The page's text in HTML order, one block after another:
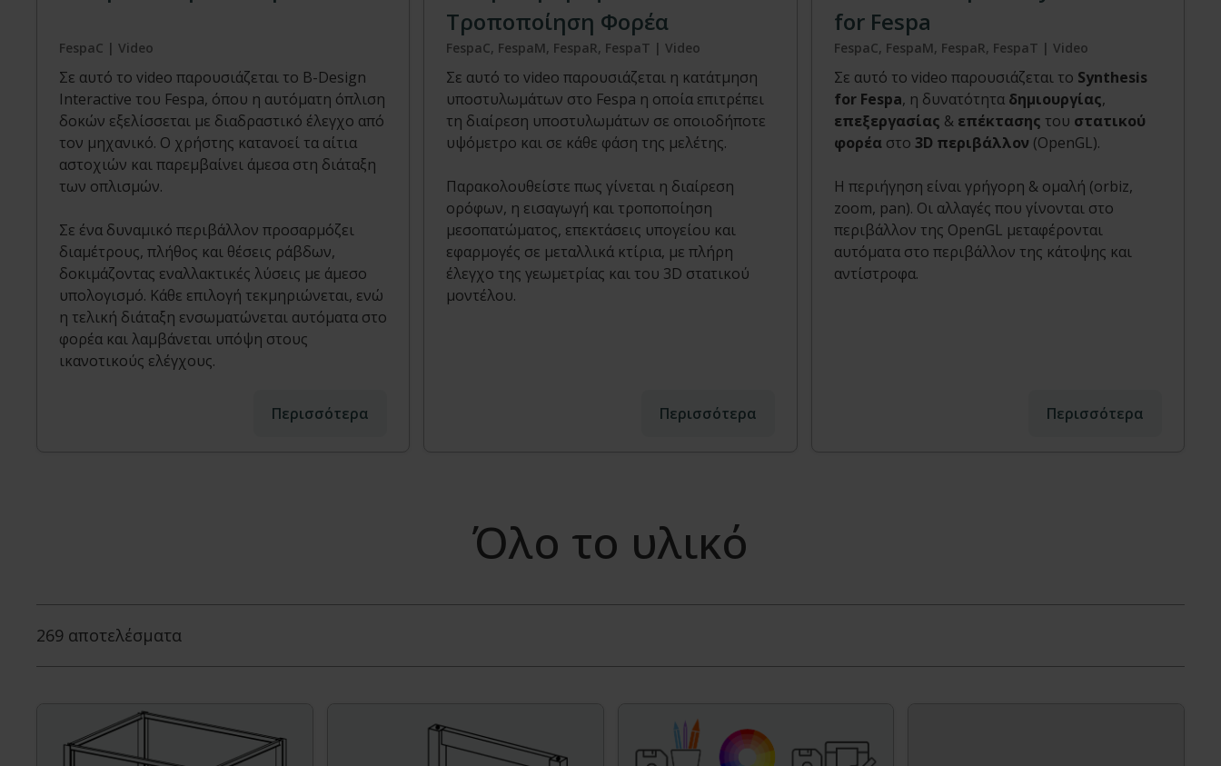
FespaC | Video
Σε αυτό το video παρουσιάζεται το B-Design
Interactive του Fespa, όπου η αυτόματη όπλιση
δοκών εξελίσσεται με διαδραστικό έλεγχο από
τον μηχανικό. Ο χρήστης κατανοεί τα αίτια
αστοχιών και παρεμβαίνει άμεσα στη διάταξη
των οπλισμών.
Σε ένα δυναμικό περιβάλλον προσαρμόζει
διαμέτρους, πλήθος και θέσεις ράβδων,
δοκιμάζοντας εναλλακτικές λύσεις με άμεσο
υπολογισμό. Κάθε επιλογή τεκμηριώνεται, ενώ
η τελική διάταξη ενσωματώνεται αυτόματα στο
φορέα και λαμβάνεται υπόψη στους
ικανοτικούς ελέγχους.
Περισσότερα
Τροποποίηση Φορέα
FespaC, FespaM, FespaR, FespaT | Video
Σε αυτό το video παρουσιάζεται η κατάτμηση
υποστυλωμάτων στο Fespa η οποία επιτρέπει
τη διαίρεση υποστυλωμάτων σε οποιοδήποτε
υψόμετρο και σε κάθε φάση της μελέτης.
Παρακολουθείστε πως γίνεται η διαίρεση
ορόφων, η εισαγωγή και τροποποίηση
μεσοπατώματος, επεκτάσεις υπογείου και
εφαρμογές σε μεταλλικά κτίρια, με πλήρη
έλεγχο της γεωμετρίας και του 3D στατικού
μοντέλου.
Περισσότερα
for Fespa
FespaC, FespaM, FespaR, FespaT | Video
Σε αυτό το video παρουσιάζεται το Synthesis
for Fespa, η δυνατότητα δημιουργίας,
επεξεργασίας & επέκτασης του στατικού
φορέαστο 3D περιβάλλον (OpenGL).
Η περιήγηση είναι γρήγορη & ομαλή (orbiz,
zoom, pan). Οι αλλαγές που γίνονται στο
περιβάλλον της OpenGL μεταφέρονται
αυτόματα στο περιβάλλον της κάτοψης και
αντίστροφα.
Περισσότερα
Όλο το υλικό
269 αποτελέσματα